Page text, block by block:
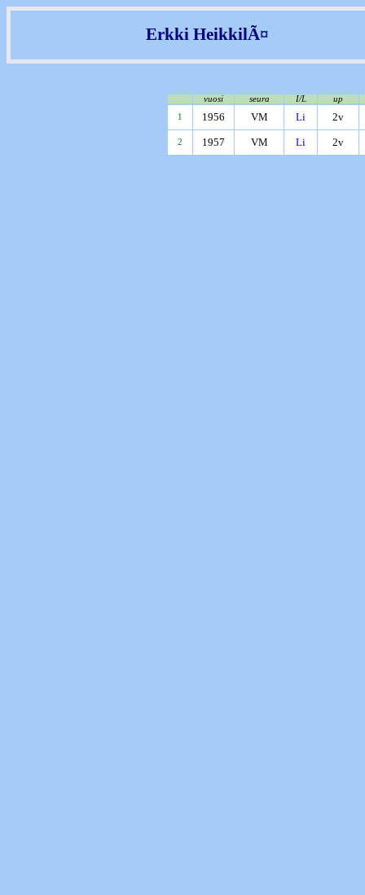
Erkki HeikkilÃ¤
vuosi seura I/L
up
1
1956 VM Li 2v
2 1957 VM Li 2v